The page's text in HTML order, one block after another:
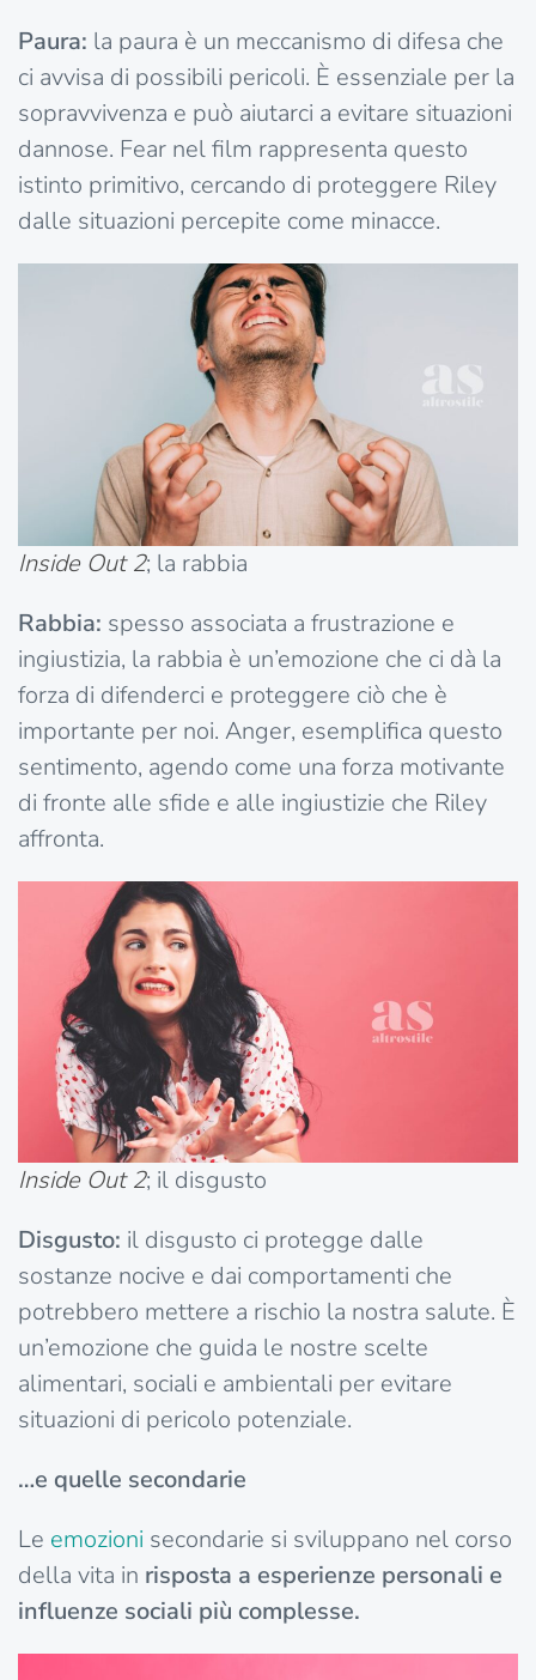
Paura: la paura è un meccanismo di difesa che
ci avvisa di possibili pericoli. È essenziale per la
sopravvivenza e può aiutarci a evitare situazioni
dannose. Fear nel film rappresenta questo
istinto primitivo, cercando di proteggere Riley
dalle situazioni percepite come minacce.
Inside Out 2; la rabbia
Rabbia: spesso associata a frustrazione e
ingiustizia, la rabbia è un’emozione che ci dà la
forza di difenderci e proteggere ciò che è
importante per noi. Anger, esemplifica questo
sentimento, agendo come una forza motivante
di fronte alle sfide e alle ingiustizie che Riley
affronta.
Inside Out 2; il disgusto
Disgusto: il disgusto ci protegge dalle
sostanze nocive e dai comportamenti che
potrebbero mettere a rischio la nostra salute. È
un’emozione che guida le nostre scelte
alimentari, sociali e ambientali per evitare
situazioni di pericolo potenziale.
…e quelle secondarie
Le emozioni secondarie si sviluppano nel corso
della vita in risposta a esperienze personali e
influenze sociali più complesse.